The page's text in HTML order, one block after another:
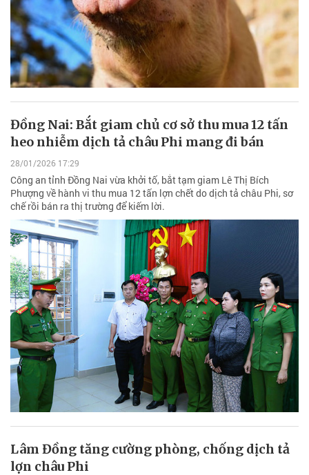
Đồng Nai: Bắt giam chủ cơ sở thu mua 12 tấn
heo nhiễm dịch tả châu Phi mang đi bán
28/01/2026 17:29
Công an tỉnh Đồng Nai vừa khởi tố, bắt tạm giam Lê Thị Bích
Phượng về hành vi thu mua 12 tấn lợn chết do dịch tả châu Phi, sơ
chế rồi bán ra thị trường để kiếm lời.
Lâm Đồng tăng cường phòng, chống dịch tả
lợn châu Phi